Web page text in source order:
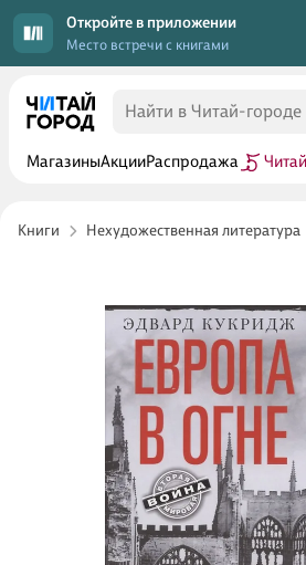
Откройте в приложении
Место встречи с книгами
МагазиныАкцииРаспродажа
Книги Нехудожественная литература